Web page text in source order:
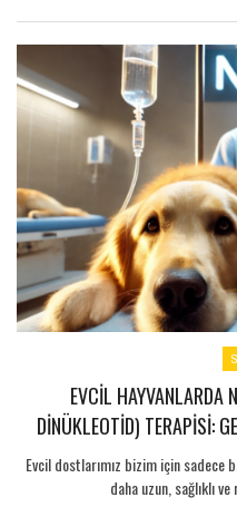
EVCIL HAYVANLARDA
DINÜKLEOTID) TERAPISI:
Evcil dostlarımız bizim için sadece
daha uzun, sağlıklı